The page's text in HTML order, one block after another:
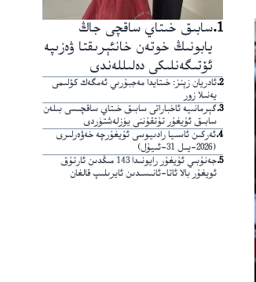
1
.سابىق خىتاي ساقچى جاڭ
يابونىڭ خوتەن خانئېرىقتا ۋەزىپە
ئۆتىگەنلىكى دەلىللەندى
2
.ئادريان زېنز: خىتايدا مەجبۇرىي ئەمگەك كۆلىمى
يەنىلا زور
3
.گېرمانىيە ئاخباراتى سابىق خىتاي ساقچىسى بىلەن
سابىق ئۇيغۇر تۇتقۇننى يۈزلەشتۈردى
4
.ئەركىن ئاسىيا رادىيوسى ئۇيغۇرچە خەۋەرلىرى
(2026-يىل 31-ئىيۇل)
5
.
جەنۇبىي ئۇيغۇر رايونىدا 143 مىڭدىن ئارتۇق
ئويغۇر بالا ئاتا-ئانىسىدىن ئايرىلىپ قالغان